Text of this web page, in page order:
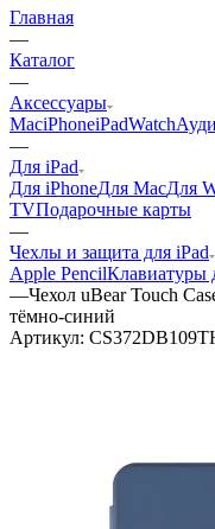
Главная
—
Каталог
—
Аксессуары
MaciPhoneiPadWatch
—
Для iPad
Для iPhoneДля MacДля
TVПодарочные карты
—
Чехлы и защита для iPad
Apple PencilКлавиатуры
—Чехол uBear Touch
тёмно-синий
Артикул: